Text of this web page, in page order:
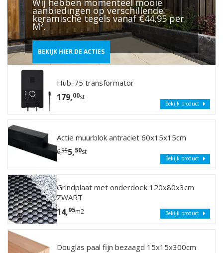
Wij hebben momenteel mooie
aanbiedingen op verschillende
keramische tegels vanaf €44,95 per
M².
BEKIJK HIER DE ACTIES
Hub-75 transformator
179,00st
Bekijk product
Actie muurblok antraciet 60x15x15cm
6,955,50st
Bekijk product
Grindplaat met onderdoek 120x80x3cm
ZWART
14,95m2 Bekijk product
Douglas paal fijn bezaagd 15x15x300cm